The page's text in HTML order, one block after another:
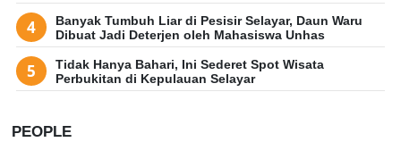
Banyak Tumbuh Liar di Pesisir Selayar, Daun Waru
Dibuat Jadi Deterjen oleh Mahasiswa Unhas
Tidak Hanya Bahari, Ini Sederet Spot Wisata
Perbukitan di Kepulauan Selayar
PEOPLE